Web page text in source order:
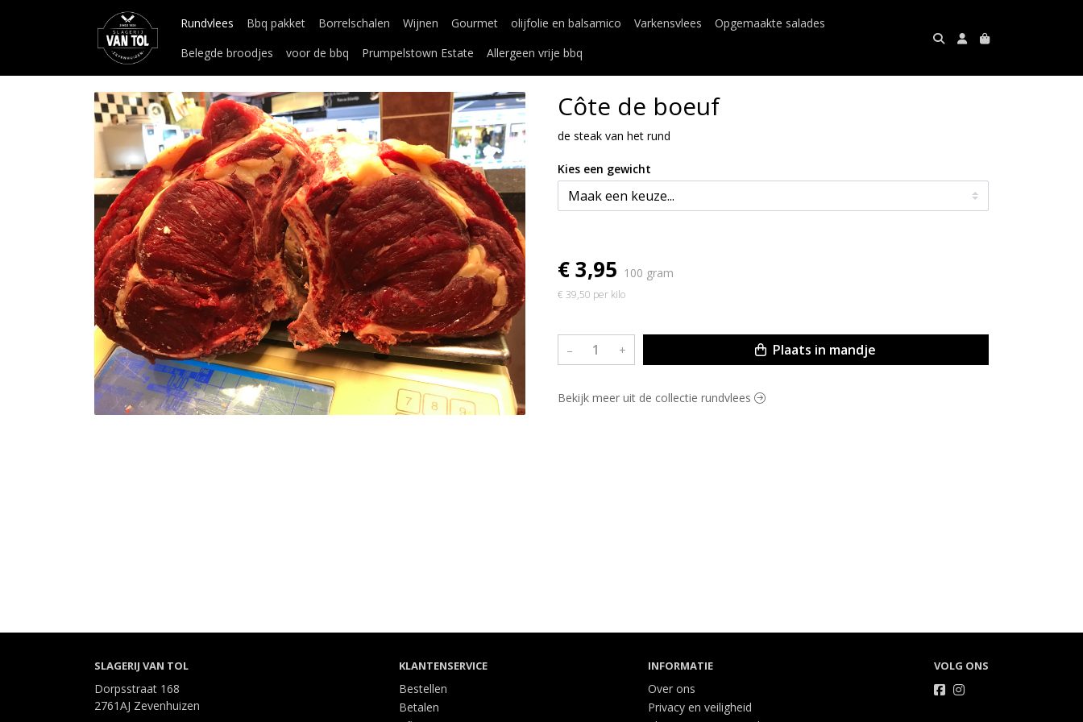
Rundvlees Bbq pakket Borrelschalen Wijnen Gourmet olijfolie en balsamico Varkensvlees
Opgemaakte salades
Belegde broodjes
voor de bbq Prumpelstown Estate Allergeen vrije bbq
Côte de boeuf
de steak van het rund
Kies een gewicht
€ 3,95 100 gram
€ 39,50 per kilo
– + Plaats in mandje
Bekijk meer uit de collectie rundvlees
SLAGERIJ VAN TOL
Dorpsstraat 168
2761AJ Zevenhuizen
KLANTENSERVICE
Bestellen
Betalen
INFORMATIE
Over ons
Privacy en veiligheid
VOLG ONS